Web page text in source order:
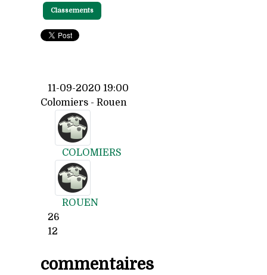
Classements
11-09-2020 19:00
Colomiers - Rouen
COLOMIERS
ROUEN
26
12
commentaires